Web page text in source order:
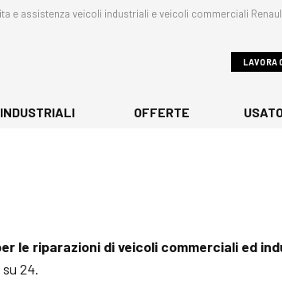
e assistenza veicoli industriali e veicoli commerciali
LAVORA
OFFERTE
le riparazioni di veicoli commerciali ed
24.